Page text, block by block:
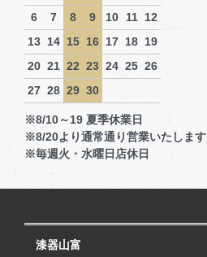
6
7 8 9 10 11 12
13 14 15 16 17 18 19
20 21 22 23 24 25 26
27 28 29 30
※8/10～19 夏季休業日
※8/20より通常通り営業いたします
※毎週火・水曜日店休日
漆器山富